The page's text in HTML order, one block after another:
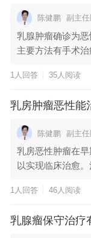
陈健鹏 副主
乳腺肿瘤确诊为
主要方法有手术
1人回答 35人阅读
乳房肿瘤恶性能
陈健鹏 副主
乳房恶性肿瘤在
以实现临床治愈
1人回答 46人阅读
乳腺瘤保守治疗